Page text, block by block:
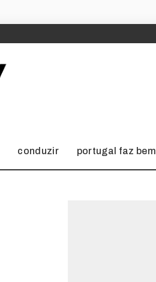
conduzir portugal faz bem